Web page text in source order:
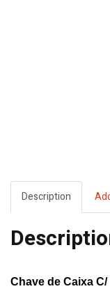
Description
Chave de Caixa